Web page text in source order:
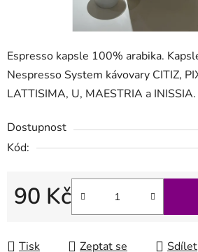
Espresso kapsle 100% arabika.
Nespresso System kávovary CITIZ,
LATTISIMA, U, MAESTRIA a INISSIA.
Dostupnost
Kód:
90 Kč
Měrná cena:
Tisk Zeptat se Sdílet